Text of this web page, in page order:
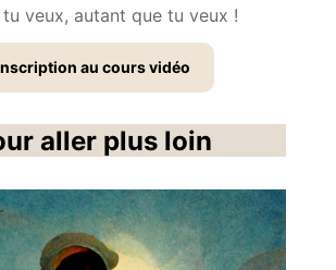
veux, autant que tu veux !
au cours vidéo
aller plus loin